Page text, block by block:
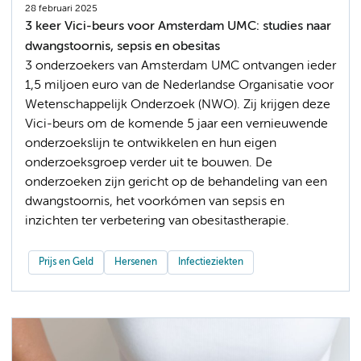
28 februari 2025
3 keer Vici-beurs voor Amsterdam UMC: studies naar
dwangstoornis, sepsis en obesitas
3 onderzoekers van Amsterdam UMC ontvangen ieder
1,5 miljoen euro van de Nederlandse Organisatie voor
Wetenschappelijk Onderzoek (NWO). Zij krijgen deze
Vici-beurs om de komende 5 jaar een vernieuwende
onderzoekslijn te ontwikkelen en hun eigen
onderzoeksgroep verder uit te bouwen. De
onderzoeken zijn gericht op de behandeling van een
dwangstoornis, het voorkómen van sepsis en
inzichten ter verbetering van obesitastherapie.
Prijs en Geld Hersenen Infectieziekten